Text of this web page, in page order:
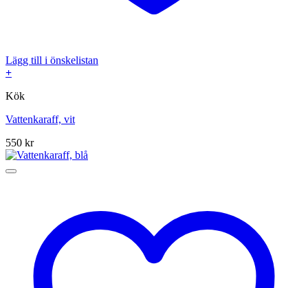
Lägg till i önskelistan
+
Kök
Vattenkaraff, vit
550 kr